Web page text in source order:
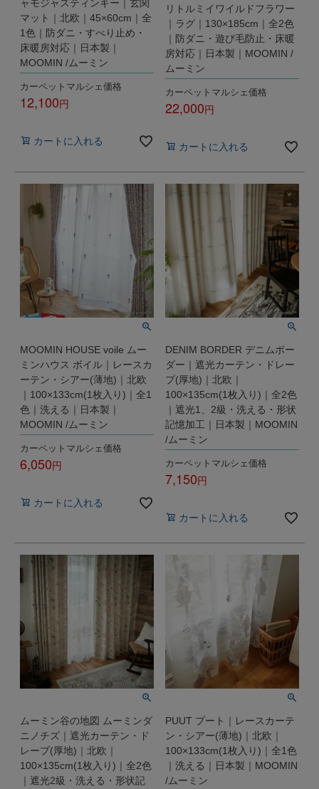
ャモジャスティンキー｜玄関
マット｜北欧｜45×60cm｜全
1色｜防ダニ・すべり止め・
床暖房対応｜日本製｜
MOOMIN /ムーミン
カーペットマルシェ価格
12,100
カートに入れる
リトルミイワイルドフラワー
｜ラグ｜130×185cm｜全2色
｜防ダニ・遊び毛防止・床暖
房対応｜日本製｜MOOMIN /
ムーミン
カーペットマルシェ価格
22,000
カートに入れる
MOOMIN HOUSE voile ムー
ミンハウス ボイル｜レースカ
ーテン・シアー(薄地)｜北欧
｜100×133cm(1枚入り)｜全1
色｜洗える｜日本製｜
MOOMIN /ムーミン
カーペットマルシェ価格
6,050
カートに入れる
DENIM BORDER デニムボー
ダー｜遮光カーテン・ドレー
プ(厚地)｜北欧｜
100×135cm(1枚入り)｜全2色
｜遮光1、2級・洗える・形状
記憶加工｜日本製｜MOOMIN
/ムーミン
カーペットマルシェ価格
7,150
カートに入れる
ムーミン谷の地図 ムーミンダ
ニノチズ｜遮光カーテン・ド
レープ(厚地)｜北欧｜
100×135cm(1枚入り)｜全2色
｜遮光2級・洗える・形状記
PUUT プート｜レースカーテ
ン・シアー(薄地)｜北欧｜
100×133cm(1枚入り)｜全1色
｜洗える｜日本製｜MOOMIN
/ムーミン